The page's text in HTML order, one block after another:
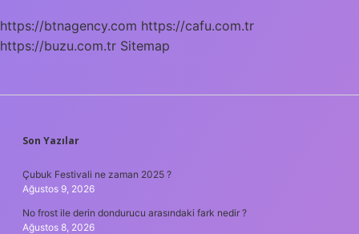
https://btnagency.com https://cafu.com.tr
https://buzu.com.tr Sitemap
SIDEBAR
Son Yazılar
Çubuk Festivali ne zaman 2025 ?
Ağustos 9, 2026
No frost ile derin dondurucu arasındaki fark nedir ?
Ağustos 8, 2026